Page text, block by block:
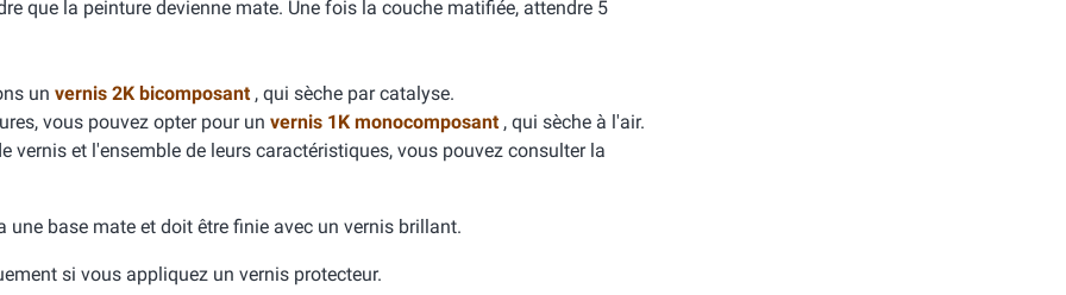
que la peinture devienne mate. Une fois la couche matifiée, attendre 5
un vernis 2K bicomposant , qui sèche par catalyse.
vous pouvez opter pour un vernis 1K monocomposant , qui sèche à l'air.
et l'ensemble de leurs caractéristiques, vous pouvez consulter la
une base mate et doit être finie avec un vernis brillant.
si vous appliquez un vernis protecteur.